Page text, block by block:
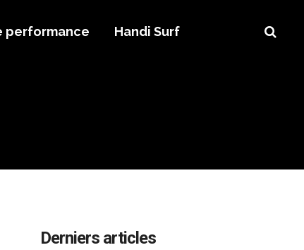
performance Handi Surf
Derniers articles